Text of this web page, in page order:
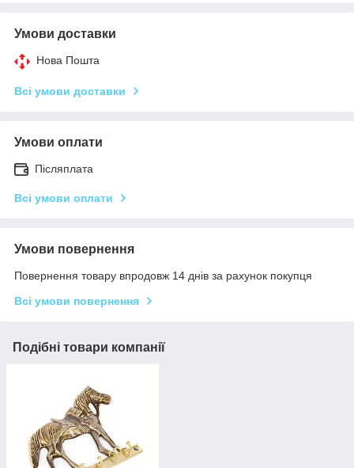
Умови доставки
Нова Пошта
Всі умови доставки
Умови оплати
Післяплата
Всі умови оплати
Умови повернення
Повернення товару впродовж 14 днів за рахунок покупця
Всі умови повернення
Подібні товари компанії